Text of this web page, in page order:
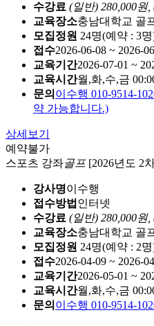
수강료 (일반) 280,000원,
교육장소충남대학교 골
모집정원 24명(예약 : 3
접수2026-06-08 ~ 2026-
교육기간2026-07-01 ~
교육시간월,화,수,금
문의 이수행 010-9514-
약 가능합니다.)
상세보기
예약불가
스포츠 강좌골프[2026년도 2
강사명이수행
접수방법 인터넷
수강료 (일반) 280,000원,
교육장소충남대학교 골
모집정원 24명(예약 : 2
접수2026-04-09 ~ 2026-
교육기간2026-05-01 ~
교육시간월,화,수,금
문의 이수행 010-9514-